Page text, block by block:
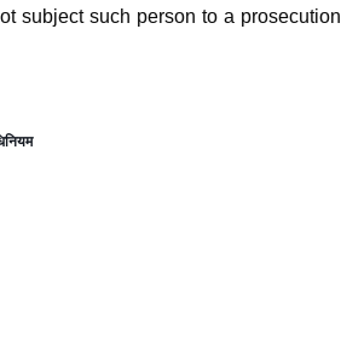
subject such person to a prosecution